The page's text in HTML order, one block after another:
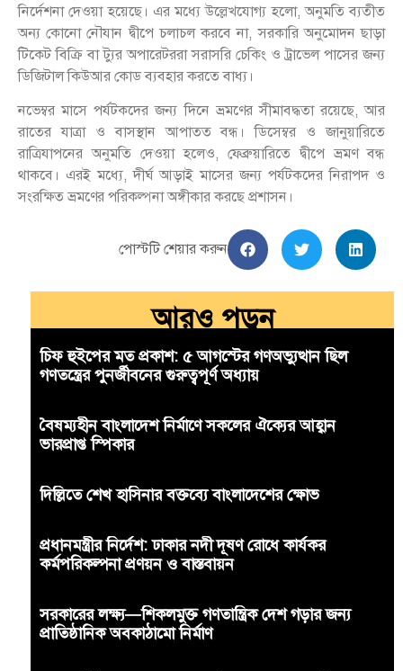
নির্দেশনা দেওয়া হয়েছে। এর মধ্যে উল্লেখযোগ্য হলো, অনুমতি ব্যতীত
অন্য কোনো নৌযান দ্বীপে চলাচল করবে না, সরকারি অনুমোদন ছাড়া
টিকেট বিক্রি বা ট্যুর অপারেটররা সরাসরি চেকিং ও ট্রাভেল পাসের জন্য
ডিজিটাল কিউআর কোড ব্যবহার করতে বাধ্য।
নভেম্বর মাসে পর্যটকদের জন্য দিনে ভ্রমণের সীমাবদ্ধতা রয়েছে, আর
রাতের যাত্রা ও বাসস্থান আপাতত বন্ধ। ডিসেম্বর ও জানুয়ারিতে
রাত্রিযাপনের অনুমতি দেওয়া হলেও, ফেব্রুয়ারিতে দ্বীপে ভ্রমণ বন্ধ
থাকবে। এরই মধ্যে, দীর্ঘ আড়াই মাসের জন্য পর্যটকদের নিরাপদ ও
সংরক্ষিত ভ্রমণের পরিকল্পনা অঙ্গীকার করছে প্রশাসন।
পোস্টটি শেয়ার করুন
আরও পড়ুন
চিফ হুইপের মত প্রকাশ: ৫ আগস্টের গণঅভ্যুত্থান ছিল
গণতন্ত্রের পুনর্জীবনের গুরুত্বপূর্ণ অধ্যায়
বৈষম্যহীন বাংলাদেশ নির্মাণে সকলের ঐক্যের আহ্বান
ভারপ্রাপ্ত স্পিকার
দিল্লিতে শেখ হাসিনার বক্তব্যে বাংলাদেশের ক্ষোভ
প্রধানমন্ত্রীর নির্দেশ: ঢাকার নদী দূষণ রোধে কার্যকর
কর্মপরিকল্পনা প্রণয়ন ও বাস্তবায়ন
সরকারের লক্ষ্য—শিকলমুক্ত গণতান্ত্রিক দেশ গড়ার জন্য
প্রাতিষ্ঠানিক অবকাঠামো নির্মাণ